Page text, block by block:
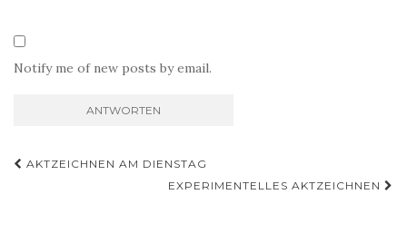
Notify me of new posts by email.
Beitragsnavigation
AKTZEICHNEN AM DIENSTAG
EXPERIMENTELLES AKTZEICHNEN